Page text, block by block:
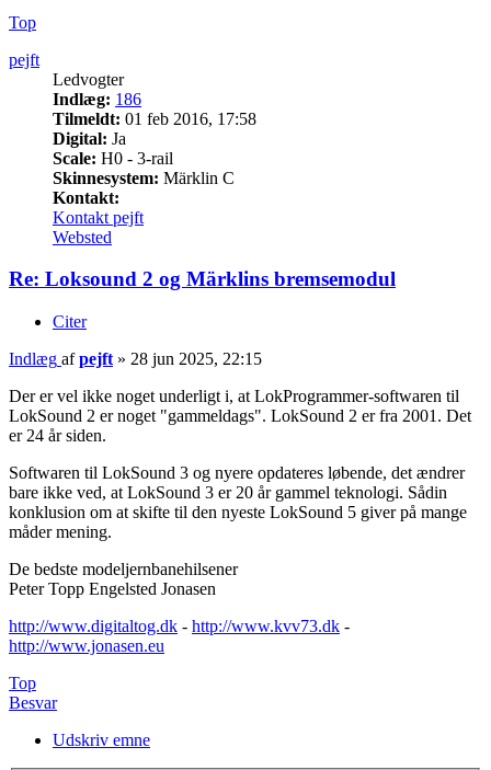
Top
pejft
Ledvogter
Indlæg: 186
Tilmeldt: 01 feb 2016, 17:58
Digital: Ja
Scale: H0 - 3-rail
Skinnesystem: Märklin C
Kontakt:
Kontakt pejft
Websted
Re: Loksound 2 og Märklins bremsemodul
Citer
Indlæg afpejft » 28 jun 2025, 22:15
Der er vel ikke noget underligt i, at LokProgrammer-softwaren til
LokSound 2 er noget "gammeldags". LokSound 2 er fra 2001. Det
er 24 år siden.
Softwaren til LokSound 3 og nyere opdateres løbende, det ændrer
bare ikke ved, at LokSound 3 er 20 år gammel teknologi. Sådin
konklusion om at skifte til den nyeste LokSound 5 giver på mange
måder mening.
De bedste modeljernbanehilsener
Peter Topp Engelsted Jonasen
http://www.digitaltog.dk - http://www.kvv73.dk -
http://www.jonasen.eu
Top
Besvar
Udskriv emne